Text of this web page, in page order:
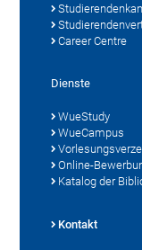
Career Centre
Dienste
WueStudy
WueCampus
Online-
Katalog der
Kontakt